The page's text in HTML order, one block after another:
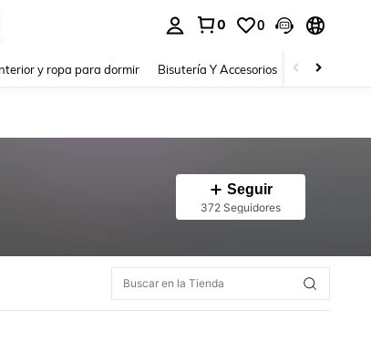
0 0
y ropa para dormir Bisutería Y Accesorios Zapatos
Seguir
372 Seguidores